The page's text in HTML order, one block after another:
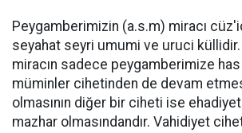
Peygamberimizin (a.s.m) miracı
seyahat seyri umumi ve uruci küllidir.
miracın sadece peygamberimize has
müminler cihetinden de devam
olmasının diğer bir ciheti ise
mazhar olmasındandır. Vahidiyet